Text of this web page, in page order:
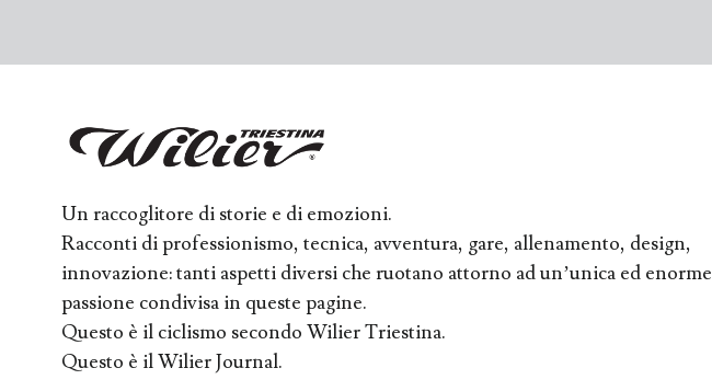
Un raccoglitore di storie e di emozioni.
Racconti di professionismo, tecnica, avventura, gare, allenamento, design,
innovazione: tanti aspetti diversi che ruotano attorno ad un’unica ed enorme
passione condivisa in queste pagine.
Questo è il ciclismo secondo Wilier Triestina.
Questo è il Wilier Journal.